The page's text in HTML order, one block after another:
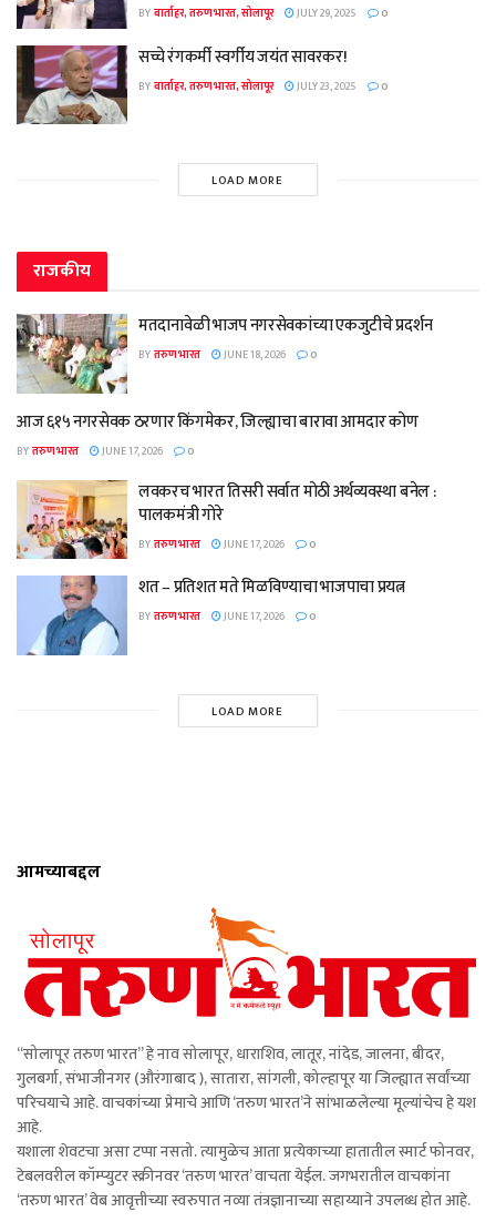
BYवार्ताहर, तरुण भारत, सोलापूर JULY 29, 2025 0
सच्चे रंगकर्मी स्वर्गीय जयंत सावरकर!
BYवार्ताहर, तरुण भारत, सोलापूर JULY 23, 2025 0
LOAD MORE
राजकीय
मतदानावेळी भाजप नगरसेवकांच्या एकजुटीचे प्रदर्शन
BYतरुण भारत JUNE 18, 2026 0
आज ६१५ नगरसेवक ठरणार किंगमेकर, जिल्ह्याचा बारावा आमदार कोण
BYतरुण भारत JUNE 17, 2026 0
लवकरच भारत तिसरी सर्वात मोठी अर्थव्यवस्था बनेल :
पालकमंत्री गोरे
BYतरुण भारत JUNE 17, 2026 0
शत – प्रतिशत मते मिळविण्याचा भाजपाचा प्रयत्न
BYतरुण भारत JUNE 17, 2026 0
LOAD MORE
आमच्याबद्दल
“सोलापूर तरुण भारत” हे नाव सोलापूर, धाराशिव, लातूर, नांदेड, जालना, बीदर,
गुलबर्गा, संभाजीनगर (औरंगाबाद ), सातारा, सांगली, कोल्हापूर या जिल्ह्यात सर्वांच्या
परिचयाचे आहे. वाचकांच्या प्रेमाचे आणि ‘तरुण भारत’ने सांभाळलेल्या मूल्यांचेच हे यश
आहे.
यशाला शेवटचा असा टप्पा नसतो. त्यामुळेच आता प्रत्येकाच्या हातातील स्मार्ट फोनवर,
टेबलवरील कॉम्प्युटर स्क्रीनवर ‘तरुण भारत’ वाचता येईल. जगभरातील वाचकांना
‘तरुण भारत’ वेब आवृत्तीच्या स्वरुपात नव्या तंत्रज्ञानाच्या सहाय्याने उपलब्ध होत आहे.